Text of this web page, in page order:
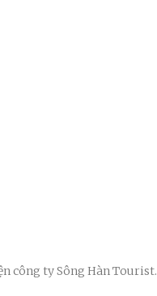
công ty Sông Hàn Tourist.